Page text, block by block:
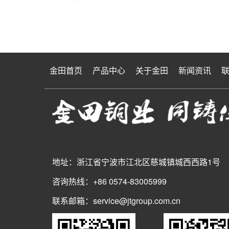
金田首页 产品中心 关于金田 新闻资讯
地址：浙江省宁波市江北区慈城镇城西西路1号
咨询热线：+86 0574-83005999
联系邮箱：service@jtgroup.com.cn